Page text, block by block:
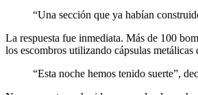
“Una sección que ya habían
La respuesta fue inmediata. Más de 100
los escombros utilizando cápsulas metálicas
“Esta noche hemos tenido suerte”,